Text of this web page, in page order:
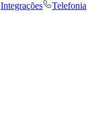
Integrações
Telefonia